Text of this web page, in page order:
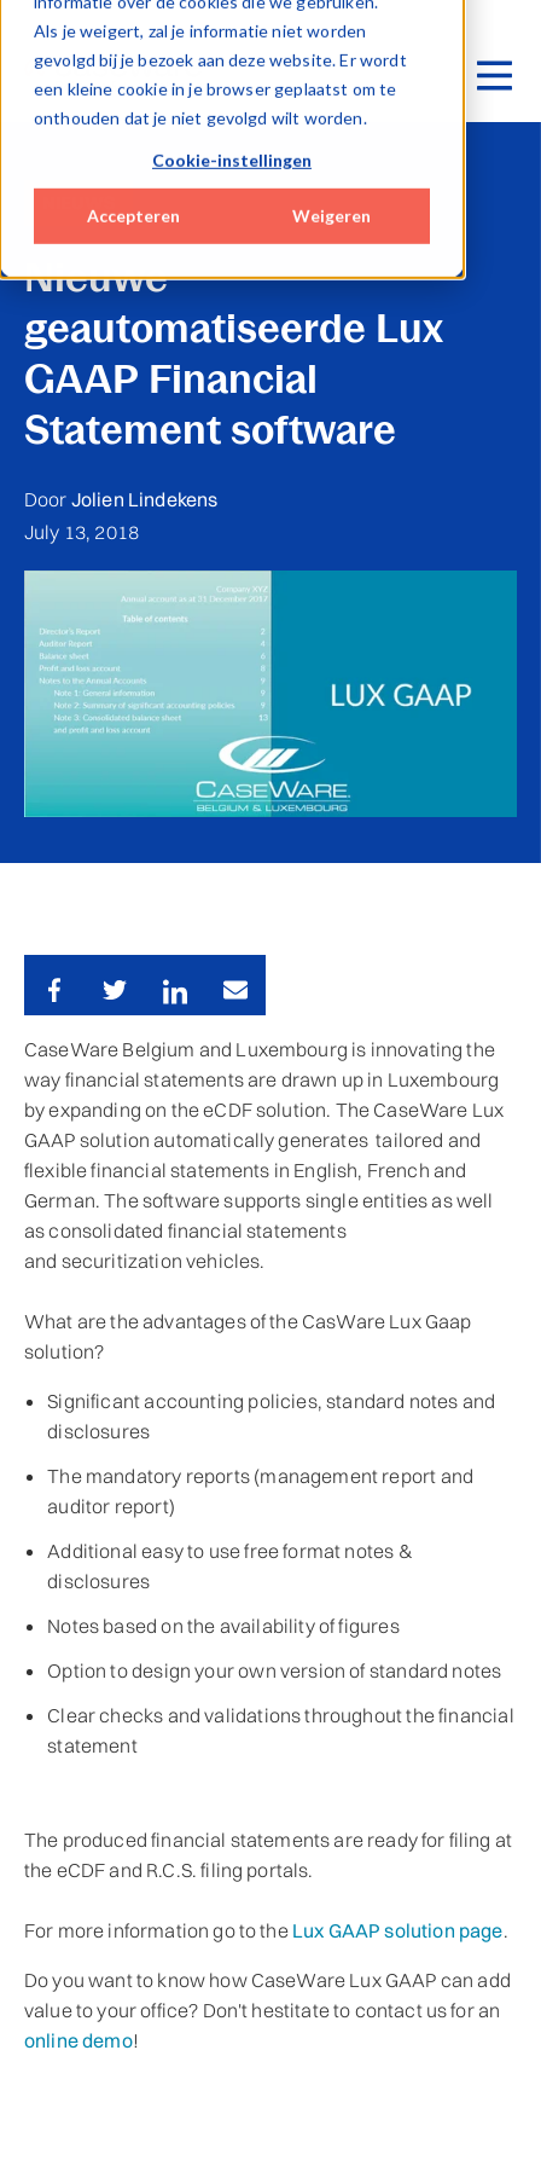
Als je weigert, zal je informatie niet worden
gevolgd bij je bezoek aan deze website. Er wordt
een kleine cookie in je browser geplaatst om te
onthouden dat je niet gevolgd wilt worden.
Cookie-instellingen
Accepteren Weigeren
Nieuwe
geautomatiseerde Lux
GAAP Financial
Statement software
Door Jolien Lindekens
July 13, 2018
CaseWare Belgium and Luxembourg is innovating the
way financial statements are drawn up in Luxembourg
by expanding on the eCDF solution. The CaseWare Lux
GAAP solution automatically generates tailored and
flexible financial statements in English, French and
German. The software supports single entities as well
as consolidated financial statements
and securitization vehicles.
What are the advantages of the CasWare Lux Gaap
solution?
Significant accounting policies, standard notes and
disclosures
The mandatory reports (management report and
auditor report)
Additional easy to use free format notes &
disclosures
Notes based on the availability of figures
Option to design your own version of standard notes
Clear checks and validations throughout the financial
statement
The produced financial statements are ready for filing at
the eCDF and R.C.S. filing portals.
For more information go to the Lux GAAP solution page.
Do you want to know how CaseWare Lux GAAP can add
value to your office? Don't hestitate to contact us for an
online demo!